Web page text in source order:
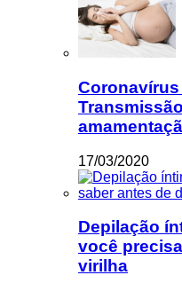
Coronavírus
17/03/2020
Depilação
você
virilha